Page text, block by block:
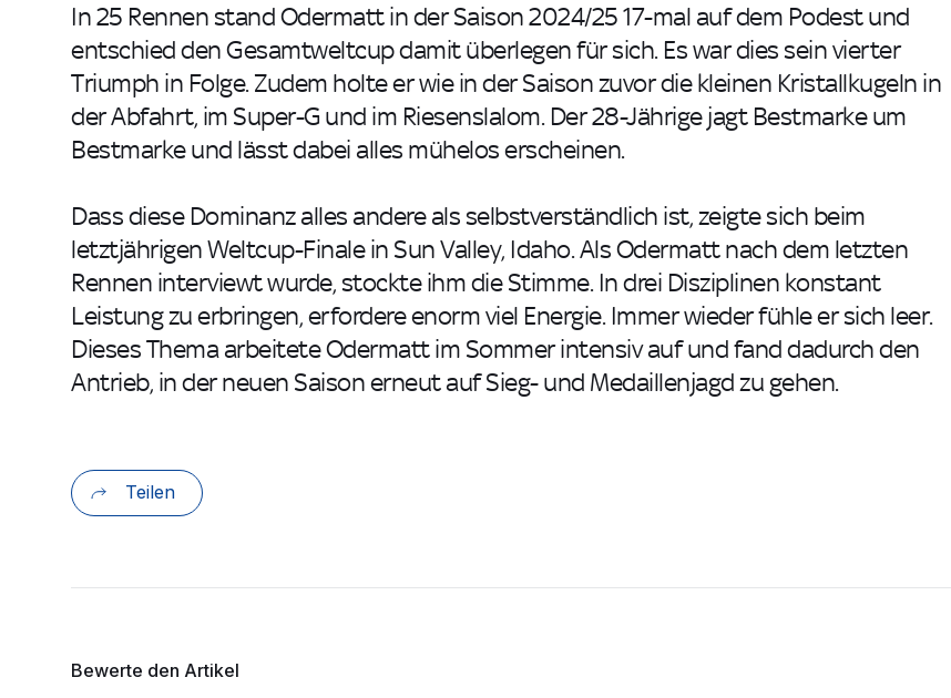
In 25 Rennen stand Odermatt in der Saison 2024/25 17-mal auf dem Podest und
entschied den Gesamtweltcup damit überlegen für sich. Es war dies sein vierter
Triumph in Folge. Zudem holte er wie in der Saison zuvor die kleinen Kristallkugeln in
der Abfahrt, im Super-G und im Riesenslalom. Der 28-Jährige jagt Bestmarke um
Bestmarke und lässt dabei alles mühelos erscheinen.
Dass diese Dominanz alles andere als selbstverständlich ist, zeigte sich beim
letztjährigen Weltcup-Finale in Sun Valley, Idaho. Als Odermatt nach dem letzten
Rennen interviewt wurde, stockte ihm die Stimme. In drei Disziplinen konstant
Leistung zu erbringen, erfordere enorm viel Energie. Immer wieder fühle er sich leer.
Dieses Thema arbeitete Odermatt im Sommer intensiv auf und fand dadurch den
Antrieb, in der neuen Saison erneut auf Sieg- und Medaillenjagd zu gehen.
Teilen
Bewerte den Artikel